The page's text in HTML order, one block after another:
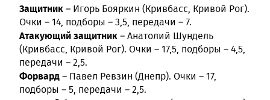
Защитник– Игорь Бояркин (Кривбасс, Кривой Рог).
Очки – 14, подборы – 3,5, передачи – 7.
Атакующий защитник– Анатолий Шундель
(Кривбасс, Кривой Рог). Очки – 17,5, подборы – 4,5,
передачи – 2,5.
Форвард– Павел Ревзин (Днепр). Очки – 17,
подборы – 5, передачи – 2,5.